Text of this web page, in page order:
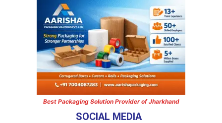
Best Packaging Solution Provider of Jharkhand
SOCIAL MEDIA